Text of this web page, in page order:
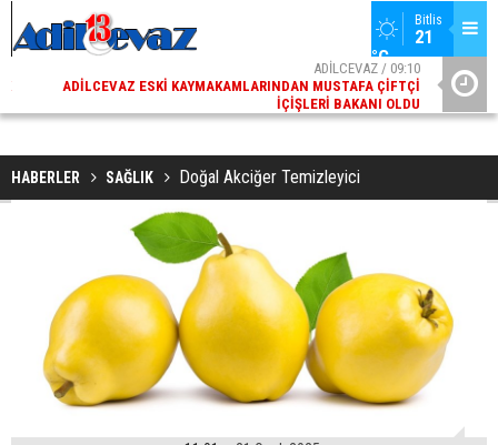
Bitlis
21
°C
ADİLCEVAZ / 09:10
ADILCEVAZ ESKI KAYMAKAMLARINDAN MUSTAFA ÇIFTÇI
İÇIŞLERI BAKANI OLDU
HABERLER SAĞLIK Doğal Akciğer Temizleyici